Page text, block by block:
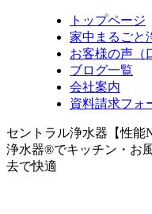
トップページ
家中まるごと
お客様の声（
ブログ一覧
会社案内
資料請求フォ
セントラル浄水器【性能
浄水器®でキッチン・お
去で快適